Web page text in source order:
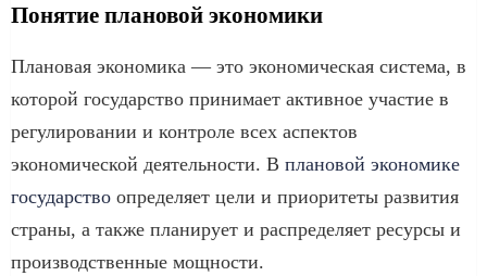
Понятие плановой экономики
Плановая экономика — это экономическая система, в
которой государство принимает активное участие в
регулировании и контроле всех аспектов
экономической деятельности. В плановой экономике
государство определяет цели и приоритеты развития
страны, а также планирует и распределяет ресурсы и
производственные мощности.